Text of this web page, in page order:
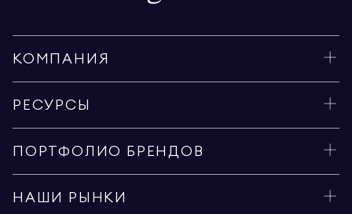
КОМПАНИЯ
РЕСУРСЫ
ПОРТФОЛИО БРЕНДОВ
НАШИ РЫНКИ